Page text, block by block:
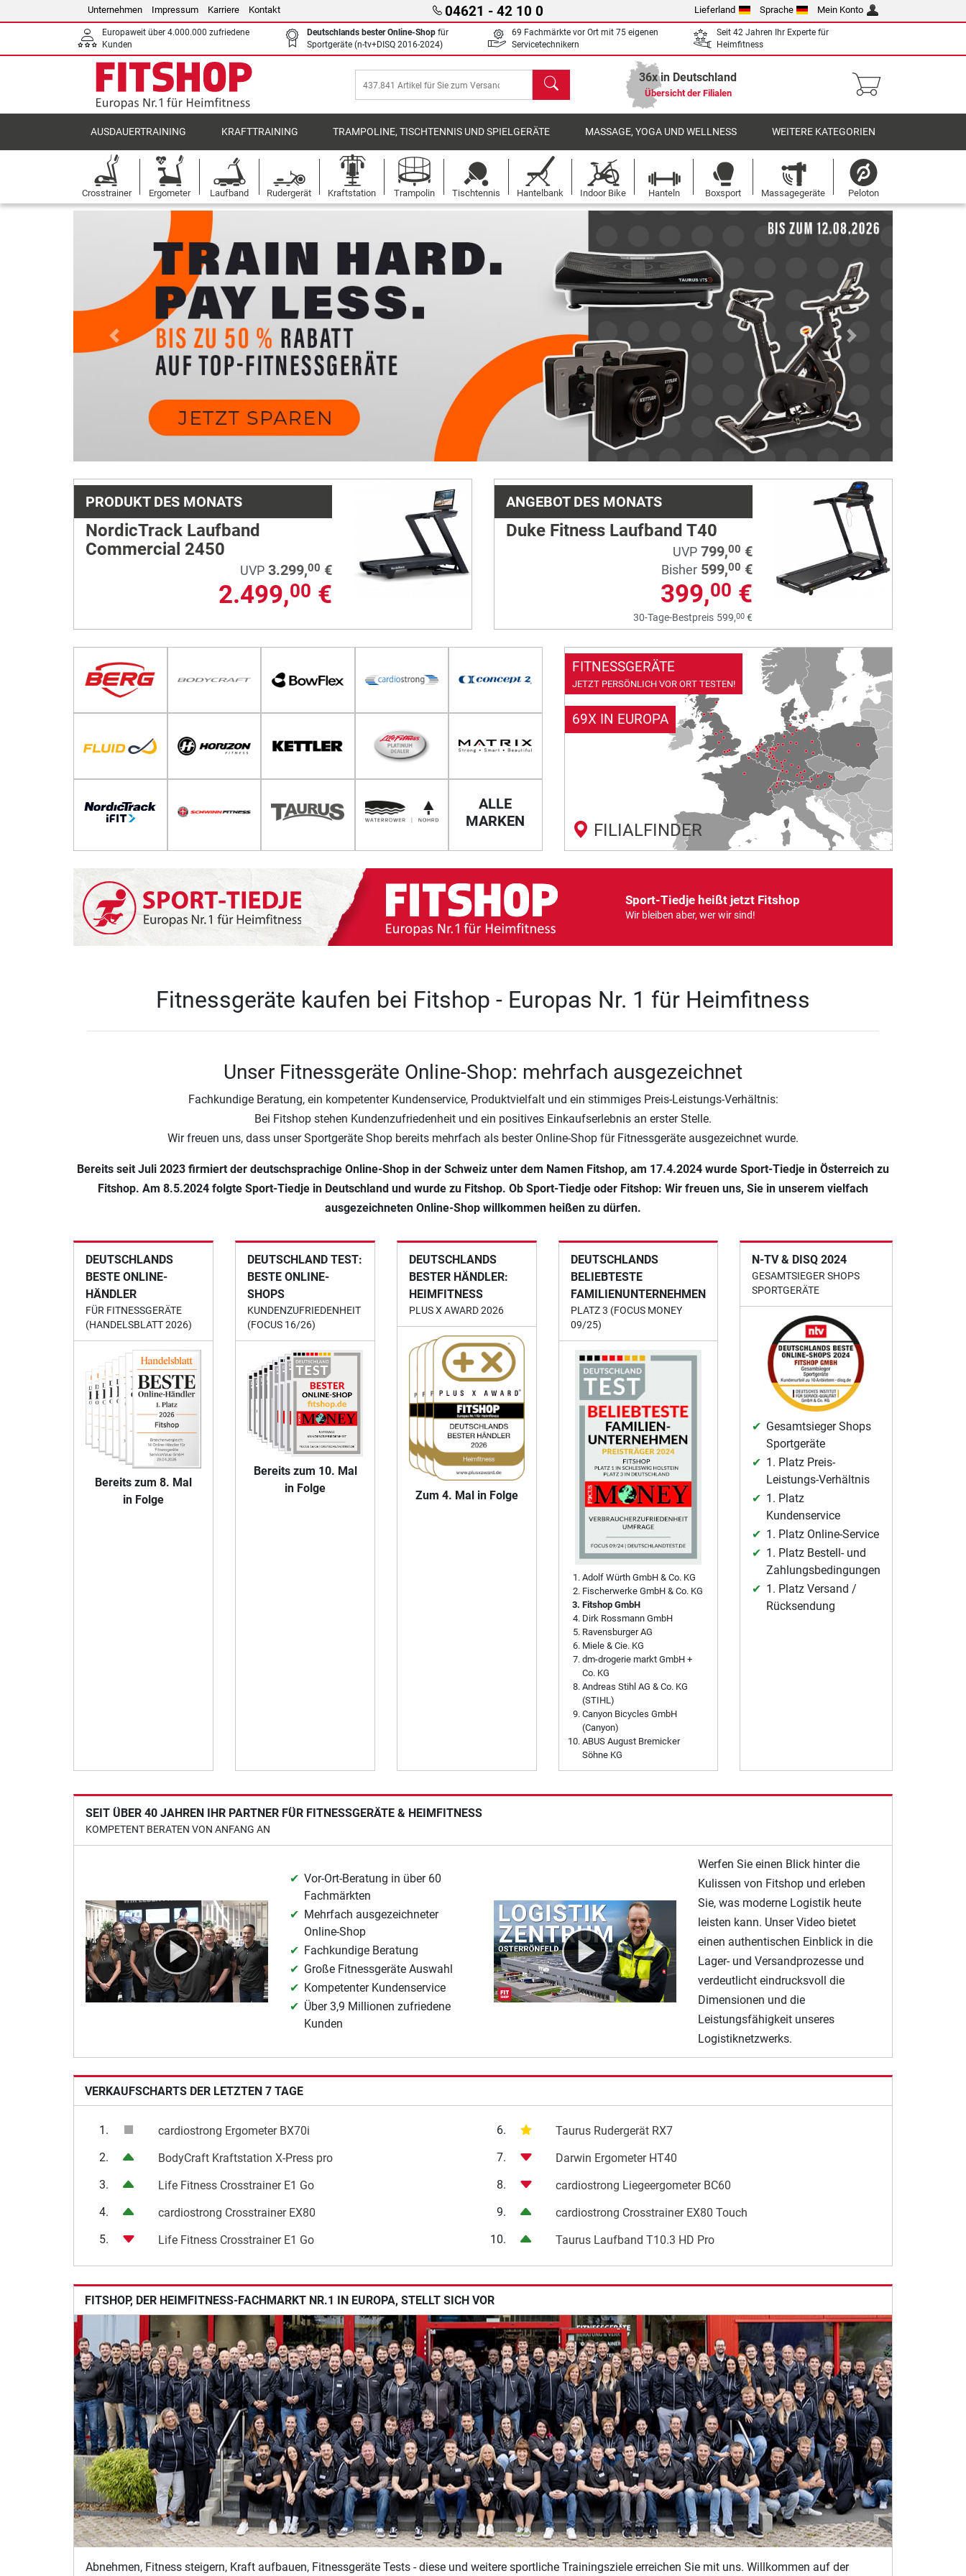
Unternehmen Impressum Karriere Kontakt 04621 - 42 10 0 Lieferland Sprache Mein Konto
Europaweit über 4.000.000 zufriedene
Kunden
Deutschlands bester Online-Shop für
Sportgeräte (n-tv+DISQ 2016-2024)
69 Fachmärkte vor Ort mit 75 eigenen
Servicetechnikern
Seit 42 Jahren Ihr Experte für
Heimfitness
Suchen 36x in Deutschland
Übersicht der Filialen
AUSDAUERTRAINING KRAFTTRAINING TRAMPOLINE, TISCHTENNIS UND SPIELGERÄTE MASSAGE, YOGA UND WELLNESS WEITERE KATEGORIEN
Crosstrainer Ergometer Laufband Rudergerät Kraftstation Trampolin Tischtennis Hantelbank Indoor Bike Hanteln Boxsport Massagegeräte Peloton
Previous Next
PRODUKT DES MONATS
NordicTrack Laufband
Commercial 2450
UVP 3.299,00 €
2.499,00 €
ANGEBOT DES MONATS
Duke Fitness Laufband T40
UVP 799,00 €
Bisher 599,00 €
399,00 €
30-Tage-Bestpreis 599,00€
ALLE
MARKEN
FITNESSGERÄTE
JETZT PERSÖNLICH VOR ORT TESTEN!
69X IN EUROPA
FILIALFINDER
Sport-Tiedje heißt jetzt Fitshop
Wir bleiben aber, wer wir sind!
Fitnessgeräte kaufen bei Fitshop - Europas Nr. 1 für Heimfitness
Unser Fitnessgeräte Online-Shop: mehrfach ausgezeichnet
Fachkundige Beratung, ein kompetenter Kundenservice, Produktvielfalt und ein stimmiges Preis-Leistungs-Verhältnis:
Bei Fitshop stehen Kundenzufriedenheit und ein positives Einkaufserlebnis an erster Stelle.
Wir freuen uns, dass unser Sportgeräte Shop bereits mehrfach als bester Online-Shop für Fitnessgeräte ausgezeichnet wurde.
Bereits seit Juli 2023 firmiert der deutschsprachige Online-Shop in der Schweiz unter dem Namen Fitshop, am 17.4.2024 wurde Sport-Tiedje in Österreich zu
Fitshop. Am 8.5.2024 folgte Sport-Tiedje in Deutschland und wurde zu Fitshop. Ob Sport-Tiedje oder Fitshop: Wir freuen uns, Sie in unserem vielfach
ausgezeichneten Online-Shop willkommen heißen zu dürfen.
DEUTSCHLANDS
BESTE ONLINE-
HÄNDLER
FÜR FITNESSGERÄTE
(HANDELSBLATT 2026)
Bereits zum 8. Mal
in Folge
DEUTSCHLAND TEST:
BESTE ONLINE-
SHOPS
KUNDENZUFRIEDENHEIT
(FOCUS 16/26)
Bereits zum 10. Mal
in Folge
DEUTSCHLANDS
BESTER HÄNDLER:
HEIMFITNESS
PLUS X AWARD 2026
Zum 4. Mal in Folge
DEUTSCHLANDS
BELIEBTESTE
FAMILIENUNTERNEHMEN
PLATZ 3 (FOCUS MONEY
09/25)
Adolf Würth GmbH & Co. KG
Fischerwerke GmbH & Co. KG
Fitshop GmbH
Dirk Rossmann GmbH
Ravensburger AG
Miele & Cie. KG
dm-drogerie markt GmbH +
Co. KG
Andreas Stihl AG & Co. KG
(STIHL)
Canyon Bicycles GmbH
(Canyon)
ABUS August Bremicker
Söhne KG
N-TV & DISQ 2024
GESAMTSIEGER SHOPS
SPORTGERÄTE
Gesamtsieger Shops
Sportgeräte
1. Platz Preis-
Leistungs-Verhältnis
1. Platz
Kundenservice
1. Platz Online-Service
1. Platz Bestell- und
Zahlungsbedingungen
1. Platz Versand /
Rücksendung
SEIT ÜBER 40 JAHREN IHR PARTNER FÜR FITNESSGERÄTE & HEIMFITNESS
KOMPETENT BERATEN VON ANFANG AN
Vor-Ort-Beratung in über 60
Fachmärkten
Mehrfach ausgezeichneter
Online-Shop
Fachkundige Beratung
Große Fitnessgeräte Auswahl
Kompetenter Kundenservice
Über 3,9 Millionen zufriedene
Kunden
Werfen Sie einen Blick hinter die
Kulissen von Fitshop und erleben
Sie, was moderne Logistik heute
leisten kann. Unser Video bietet
einen authentischen Einblick in die
Lager- und Versandprozesse und
verdeutlicht eindrucksvoll die
Dimensionen und die
Leistungsfähigkeit unseres
Logistiknetzwerks.
VERKAUFSCHARTS DER LETZTEN 7 TAGE
1.
cardiostrong Ergometer BX70i
2.
BodyCraft Kraftstation X-Press pro
3.
Life Fitness Crosstrainer E1 Go
4.
cardiostrong Crosstrainer EX80
5.
Life Fitness Crosstrainer E1 Go
6.
Taurus Rudergerät RX7
7.
Darwin Ergometer HT40
8.
cardiostrong Liegeergometer BC60
9.
cardiostrong Crosstrainer EX80 Touch
10.
Taurus Laufband T10.3 HD Pro
FITSHOP, DER HEIMFITNESS-FACHMARKT NR.1 IN EUROPA, STELLT SICH VOR
Abnehmen, Fitness steigern, Kraft aufbauen, Fitnessgeräte Tests - diese und weitere sportliche Trainingsziele erreichen Sie mit uns. Willkommen auf der